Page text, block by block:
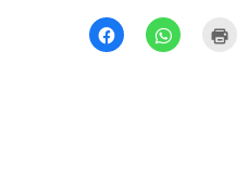
Jaa
Facebookissa(Avautuu
uudessa
Jaa
WhatsApp